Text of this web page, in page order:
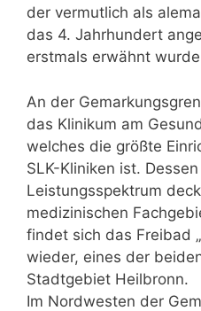
der vermutlich als
das 4. Jahrhundert
erstmals erwähnt
An der
das Klinikum am
welches die größte
SLK-Kliniken ist.
Leistungsspektrum
medizinischen
findet sich das Freibad
wieder, eines der
Stadtgebiet Heilbronn.
Im Nordwesten der